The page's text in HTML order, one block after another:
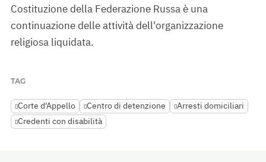
Costituzione della Federazione Russa è una
continuazione delle attività dell'organizzazione
religiosa liquidata.
TAG
Corte d'Appello Centro di detenzione
Arresti domiciliari
Credenti con disabilità